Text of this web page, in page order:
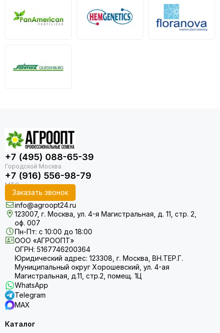
+7 (495) 088-65-39
+7 (916) 556-98-79
Заказать звонок
info@agroopt24.ru
123007, г. Москва, ул. 4-я Магистральная, д. 11, стр. 2,
оф. 007
Пн-Пт: с 10:00 до 18:00
ООО «АГРООПТ»
ОГРН: 5167746200364
Юридический адрес: 123308, г. Москва, ВН.ТЕР.Г.
Муниципальный округ Хорошевский, ул. 4-ая
Магистральная, д.11, стр.2, помещ. 1Ц
WhatsApp
Telegram
MAX
Каталог